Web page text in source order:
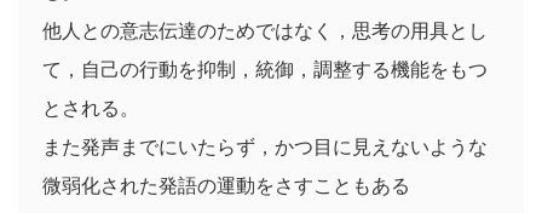
他人との意志伝達のためではなく，思考の用具とし
て，自己の行動を抑制，統御，調整する機能をもつ
とされる。
また発声までにいたらず，かつ目に見えないような
微弱化された発語の運動をさすこともある